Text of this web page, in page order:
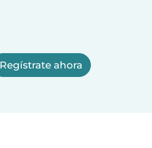
Regístrate ahora